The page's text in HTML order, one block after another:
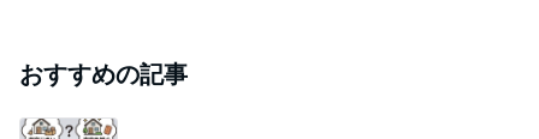
おすすめの記事